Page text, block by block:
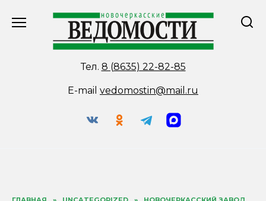
Тел. 8 (8635) 22-82-85
E-mail vedomostin@mail.ru